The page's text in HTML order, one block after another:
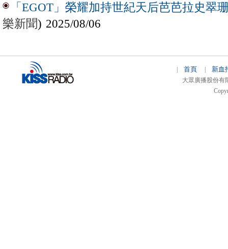
「EGOT」榮耀加持世紀天后芭芭拉史翠
樂新聞) 2025/08/06
首頁 新血
大眾廣播股份有